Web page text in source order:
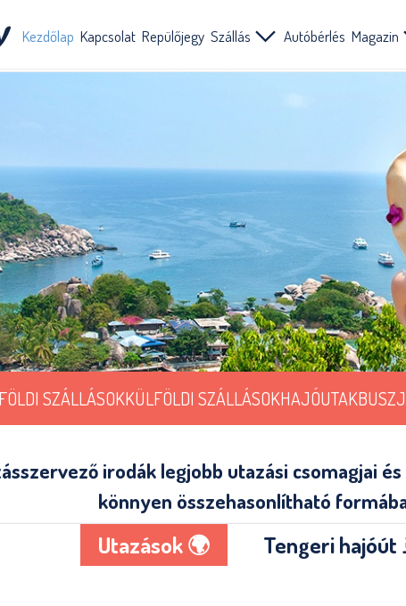
Kezdőlap Kapcsolat Repülőjegy Szállás Autóbérlés Magazin
SZÁLLÁSOKKÜLFÖLDI SZÁLLÁSOKHAJÓUTAK
irodák legjobb utazási csomagjai
könnyen összehasonlítható
Utazások 🌍 Tengeri hajóút